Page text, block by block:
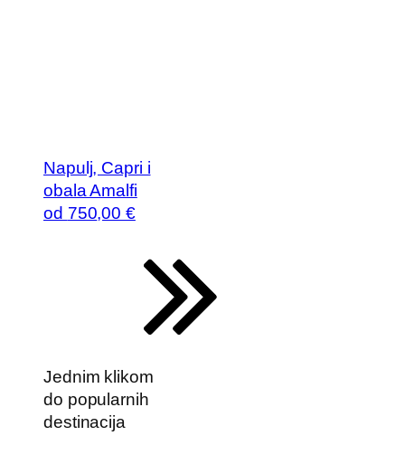
Napulj, Capri i
obala Amalfi
od 750,00 €
Jednim klikom
do popularnih
destinacija